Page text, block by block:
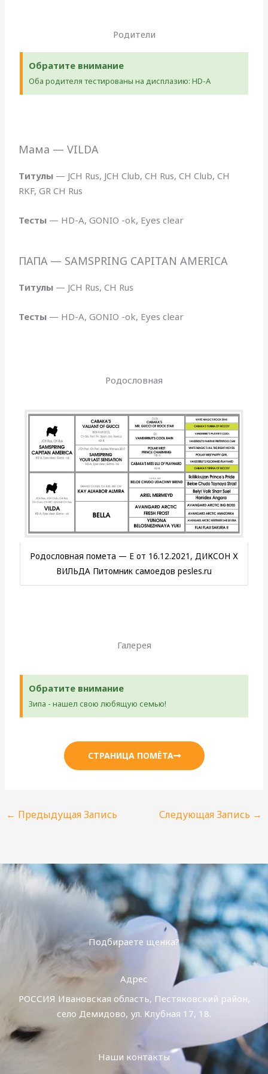
Родители
Обратите внимание
Оба родителя тестированы на дисплазию: HD-A
Мама — VILDA
Титулы — JCH Rus, JCH Club, CH Rus, CH Club, CH
RKF, GR CH Rus
Тесты — HD-A, GONIO -ok, Eyes clear
ПАПА — SAMSPRING CAPITAN AMERICA
Титулы — JCH Rus, CH Rus
Тесты — HD-A, GONIO -ok, Eyes clear
Родословная
Родословная помета — Е от 16.12.2021, ДИКСОН Х
ВИЛЬДА Питомник самоедов pesles.ru
Галерея
Обратите внимание
Зипа - нашел свою любящую семью!
СТРАНИЦА ПОМЁТА
← Предыдущая Запись Следующая Запись →
Подбираете щенка?
Адрес
РОССИЯ Ивановская область, Пестяковский район,
село Демидово, ул. Клубная 17, 18.
Наши контакты